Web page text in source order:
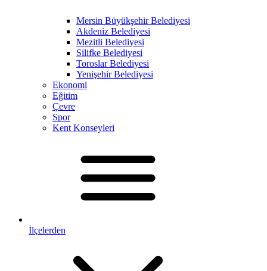
Mersin Büyükşehir Belediyesi
Akdeniz Belediyesi
Mezitli Belediyesi
Silifke Belediyesi
Toroslar Belediyesi
Yenişehir Belediyesi
Ekonomi
Eğitim
Çevre
Spor
Kent Konseyleri
İlçelerden